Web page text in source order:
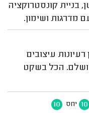
בניית קונסטרוקציה
מדרגות ושימון.
עיצובים
הכל בשקט
10 יחס 10